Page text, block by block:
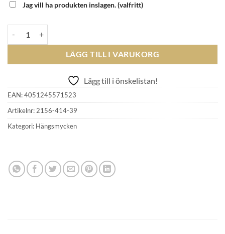
Jag vill ha produkten inslagen.(valfritt)
LÄGG TILL I VARUKORG
Lägg till i önskelistan!
EAN:4051245571523
Artikelnr:2156-414-39
Kategori: Hängsmycken